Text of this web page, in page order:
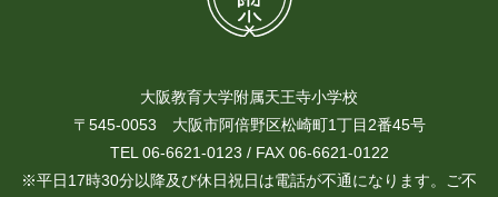
大阪教育大学附属天王寺小学校
〒545-0053 大阪市阿倍野区松崎町1丁目2番45号
TEL 06-6621-0123 / FAX 06-6621-0122
※平日17時30分以降及び休日祝日は電話が不通になります。ご不